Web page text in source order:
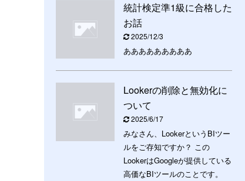
統計検定準1級に合格した
お話
2025/12/3
あああああああああ
Lookerの削除と無効化に
ついて
2025/6/17
みなさん、LookerというBIツー
ルをご存知ですか？ この
LookerはGoogleが提供している
高価なBIツールのことです。